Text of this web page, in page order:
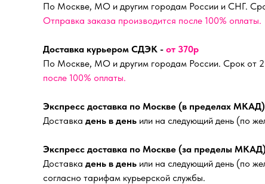
По Москве, МО и другим городам России и СНГ.
Отправка заказа производится после 100% оплаты.
Доставка курьером СДЭК - от 370р
По Москве, МО и другим городам России. Срок от 2
после 100% оплаты.
Экспресс доставка по Москве (в пределах МКАД)
Доставка день в день или на следующий день (по
Экспресс доставка по Москве (за пределы МКАД)
Доставка день в день или на следующий день (по
согласно тарифам курьерской службы.